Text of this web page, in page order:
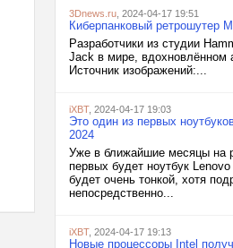
3Dnews.ru , 2024-04-17 19:51
Киберпанковый ретрошутер
Разработчики из студии
Jack в мире, вдохновлённом
Источник изображений:...
iXBT, 2024-04-17 19:03
Это один из первых
2024
Уже в ближайшие месяцы на
первых будет ноутбук
будет очень тонкой, хотя
непосредственно...
iXBT, 2024-04-17 19:13
Новые процессоры Intel